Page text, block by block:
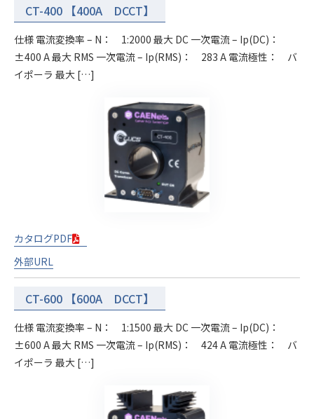
CT-400 【400A DCCT】
仕様 電流変換率 – N： 1:2000 最大 DC 一次電流 – Ip(DC)：
±400 A 最大 RMS 一次電流 – Ip(RMS)： 283 A 電流極性： バ
イポーラ 最大 […]
カタログPDF
外部URL
CT-600 【600A DCCT】
仕様 電流変換率 – N： 1:1500 最大 DC 一次電流 – Ip(DC)：
±600 A 最大 RMS 一次電流 – Ip(RMS)： 424 A 電流極性： バ
イポーラ 最大 […]